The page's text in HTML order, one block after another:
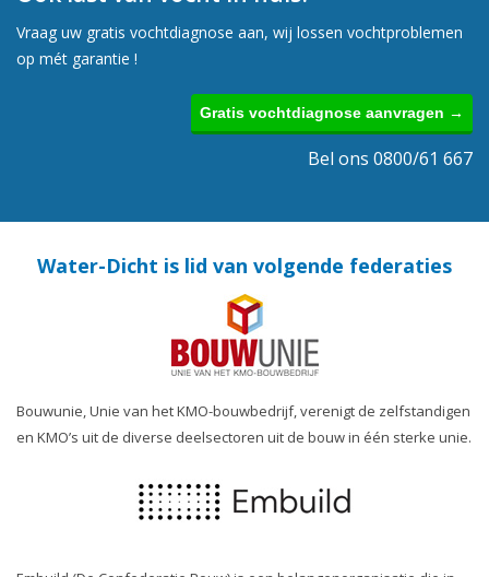
Vraag uw gratis vochtdiagnose aan, wij lossen vochtproblemen
op mét garantie !
Gratis vochtdiagnose aanvragen →
Bel ons 0800/61 667
Water-Dicht is lid van volgende federaties
Bouwunie, Unie van het KMO-bouwbedrijf, verenigt de zelfstandigen
en KMO’s uit de diverse deelsectoren uit de bouw in één sterke unie.